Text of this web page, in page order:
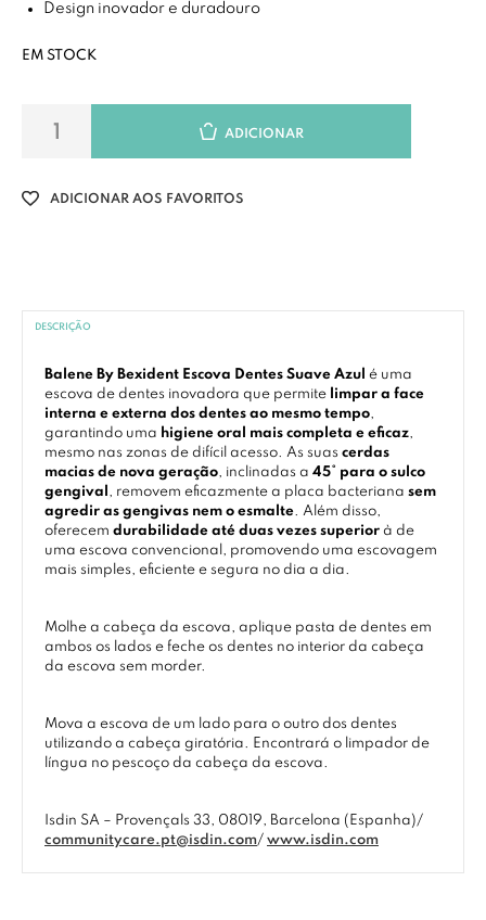
Design inovador e duradouro
EM STOCK
ADICIONAR
ADICIONAR AOS FAVORITOS
DESCRIÇÃO
Balene By Bexident Escova Dentes Suave Azul é uma
escova de dentes inovadora que permite
limpar a face
interna e externa dos dentes ao mesmo tempo,
garantindo uma higiene oral mais completa e eficaz,
mesmo nas zonas de difícil acesso. As suas cerdas
macias de nova geração, inclinadas a 45° para o sulco
gengival , removem eficazmente a placa bacteriana sem
agredir as gengivas nem o esmalte. Além disso,
oferecem durabilidade até duas vezes superior à de
uma escova convencional, promovendo uma escovagem
mais simples, eficiente e segura no dia a dia.
Molhe a cabeça da escova, aplique pasta de dentes em
ambos os lados e feche os dentes no interior da cabeça
da escova sem morder.
Mova a escova de um lado para o outro dos dentes
utilizando a cabeça giratória. Encontrará o limpador de
língua no pescoço da cabeça da escova.
Isdin SA – Provençals 33, 08019, Barcelona (Espanha)/
communitycare.pt@isdin.com/ www.isdin.com